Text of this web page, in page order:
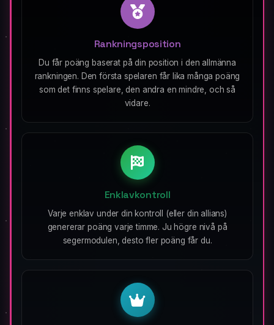
Rankningsposition
Du får poäng baserat på din position i den allmänna
rankningen. Den första spelaren får lika många poäng
som det finns spelare, den andra en mindre, och så
vidare.
Enklavkontroll
Varje enklav under din kontroll (eller din allians)
genererar poäng varje timme. Ju högre nivå på
segermodulen, desto fler poäng får du.